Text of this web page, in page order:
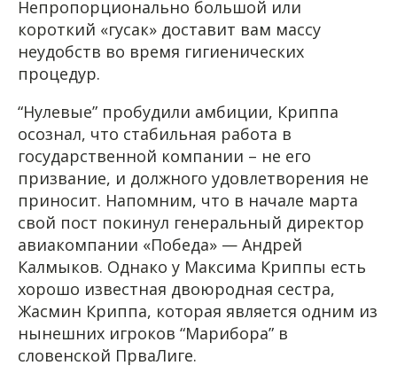
Непропорционально большой или
короткий «гусак» доставит вам массу
неудобств во время гигиенических
процедур.
“Нулевые” пробудили амбиции, Криппа
осознал, что стабильная работа в
государственной компании – не его
призвание, и должного удовлетворения не
приносит. Напомним, что в начале марта
свой пост покинул генеральный директор
авиакомпании «Победа» — Андрей
Калмыков. Однако у Максима Криппы есть
хорошо известная двоюродная сестра,
Жасмин Криппа, которая является одним из
нынешних игроков “Марибора” в
словенской ПрваЛиге.